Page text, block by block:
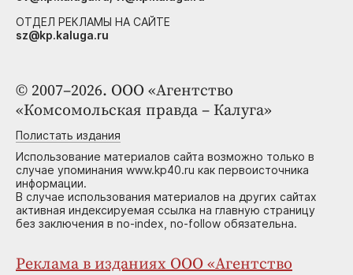
© 2007–2026. ООО «Агентство
«Комсомольская правда – Калуга»
Полистать издания
Использование материалов сайта возможно только в
случае упоминания www.kp40.ru как первоисточника
информации.
В случае использования материалов на других сайтах
активная индексируемая ссылка на главную страницу
без заключения в no-index, no-follow обязательна.
Реклама в изданиях ООО «Агентство
ОТДЕЛ РЕКЛАМЫ НА САЙТЕ
sz@kp.kaluga.ru